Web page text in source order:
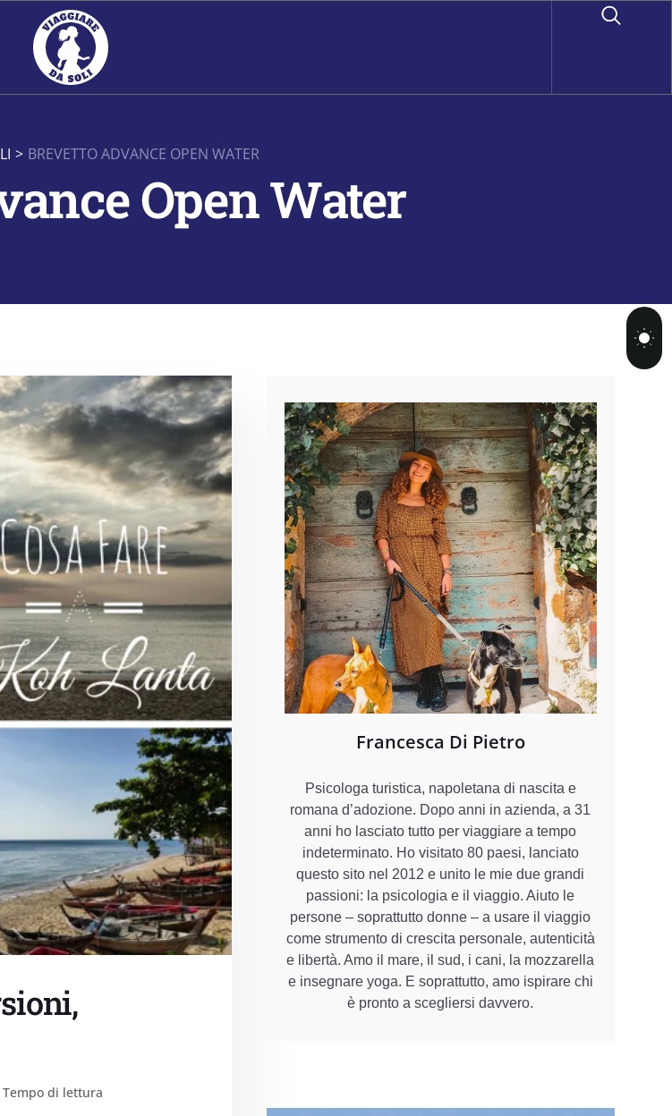
> BREVETTO ADVANCE OPEN WATER
Open Water
di lettura
Francesca Di Pietro
Psicologa turistica, napoletana di nascita e
romana d’adozione. Dopo anni in azienda, a 31
anni ho lasciato tutto per viaggiare a tempo
indeterminato. Ho visitato 80 paesi, lanciato
questo sito nel 2012 e unito le mie due grandi
passioni: la psicologia e il viaggio. Aiuto le
persone – soprattutto donne – a usare il viaggio
come strumento di crescita personale, autenticità
e libertà. Amo il mare, il sud, i cani, la mozzarella
e insegnare yoga. E soprattutto, amo ispirare chi
è pronto a scegliersi davvero.